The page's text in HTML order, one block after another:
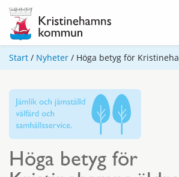
Start / Nyheter / Höga betyg för
Höga betyg för